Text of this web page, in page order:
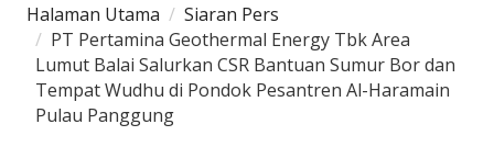
Halaman Utama
Siaran Pers
PT Pertamina Geothermal Energy Tbk Area
Lumut Balai Salurkan CSR Bantuan Sumur Bor dan
Tempat Wudhu di Pondok Pesantren Al-Haramain
Pulau Panggung